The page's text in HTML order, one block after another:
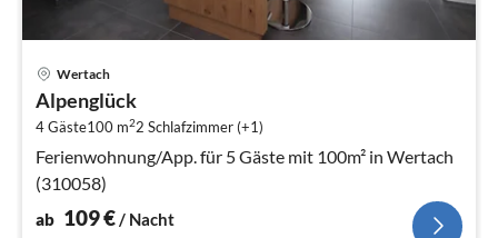
Wertach
Alpenglück
4 Gäste100 m22 Schlafzimmer (+1)
Ferienwohnung/App. für 5 Gäste mit 100m² in Wertach
(310058)
ab 109€/ Nacht